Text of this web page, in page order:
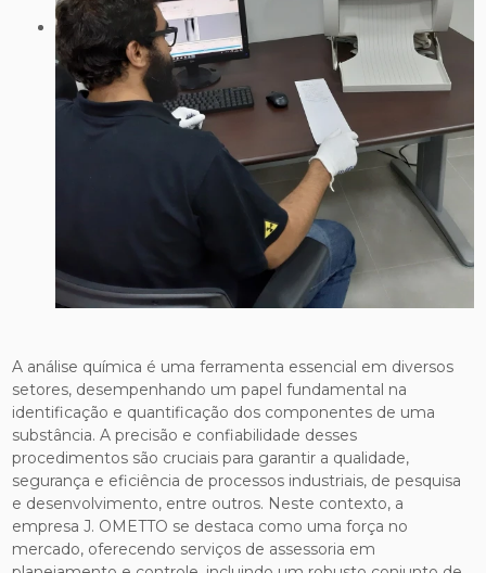
A análise química é uma ferramenta essencial em diversos
setores, desempenhando um papel fundamental na
identificação e quantificação dos componentes de uma
substância. A precisão e confiabilidade desses
procedimentos são cruciais para garantir a qualidade,
segurança e eficiência de processos industriais, de pesquisa
e desenvolvimento, entre outros. Neste contexto, a
empresa J. OMETTO se destaca como uma força no
mercado, oferecendo serviços de assessoria em